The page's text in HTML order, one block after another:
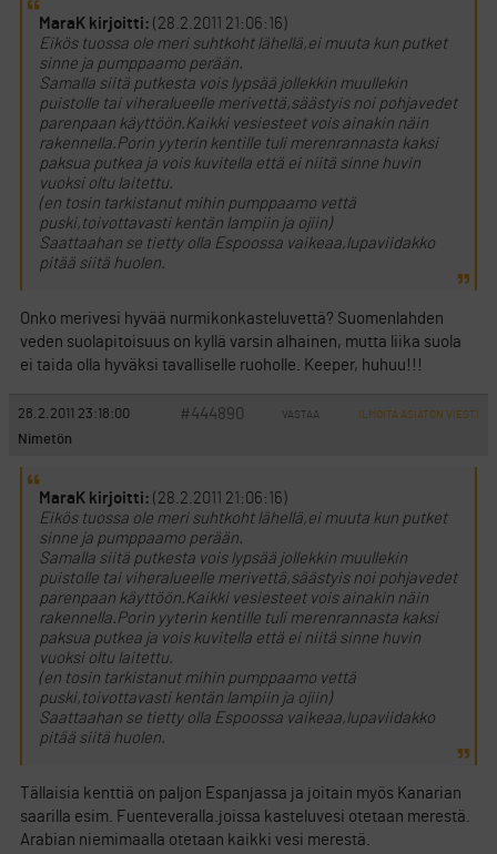
MaraK kirjoitti: (28.2.2011 21:06:16)
Eikös tuossa ole meri suhtkoht lähellä,ei muuta kun putket
sinne ja pumppaamo perään.
Samalla siitä putkesta vois lypsää jollekkin muullekin
puistolle tai viheralueelle merivettä,säästyis noi pohjavedet
parenpaan käyttöön.Kaikki vesiesteet vois ainakin näin
rakennella.Porin yyterin kentille tuli merenrannasta kaksi
paksua putkea ja vois kuvitella että ei niitä sinne huvin
vuoksi oltu laitettu.
(en tosin tarkistanut mihin pumppaamo vettä
puski,toivottavasti kentän lampiin ja ojiin)
Saattaahan se tietty olla Espoossa vaikeaa,lupaviidakko
pitää siitä huolen.
Onko merivesi hyvää nurmikonkasteluvettä? Suomenlahden
veden suolapitoisuus on kyllä varsin alhainen, mutta liika suola
ei taida olla hyväksi tavalliselle ruoholle. Keeper, huhuu!!!
28.2.2011 23:18:00 #444890 VASTAA ILMOITA ASIATON VIESTI
Nimetön
MaraK kirjoitti: (28.2.2011 21:06:16)
Eikös tuossa ole meri suhtkoht lähellä,ei muuta kun putket
sinne ja pumppaamo perään.
Samalla siitä putkesta vois lypsää jollekkin muullekin
puistolle tai viheralueelle merivettä,säästyis noi pohjavedet
parenpaan käyttöön.Kaikki vesiesteet vois ainakin näin
rakennella.Porin yyterin kentille tuli merenrannasta kaksi
paksua putkea ja vois kuvitella että ei niitä sinne huvin
vuoksi oltu laitettu.
(en tosin tarkistanut mihin pumppaamo vettä
puski,toivottavasti kentän lampiin ja ojiin)
Saattaahan se tietty olla Espoossa vaikeaa,lupaviidakko
pitää siitä huolen.
Tällaisia kenttiä on paljon Espanjassa ja joitain myös Kanarian
saarilla esim. Fuenteveralla.joissa kasteluvesi otetaan merestä.
Arabian niemimaalla otetaan kaikki vesi merestä.